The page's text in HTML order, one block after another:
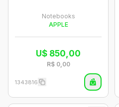
Notebooks
APPLE
U$ 850,00
R$ 0,00
1343816